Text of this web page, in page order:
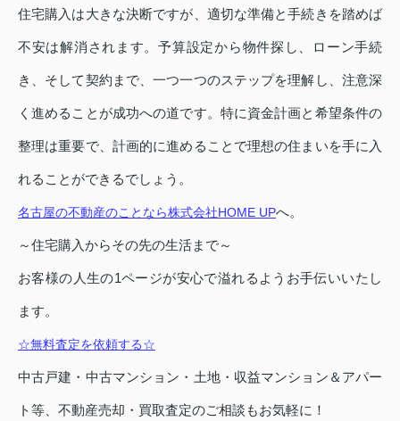
住宅購入は大きな決断ですが、適切な準備と手続きを踏めば
不安は解消されます。予算設定から物件探し、ローン手続
き、そして契約まで、一つ一つのステップを理解し、注意深
く進めることが成功への道です。特に資金計画と希望条件の
整理は重要で、計画的に進めることで理想の住まいを手に入
れることができるでしょう。
名古屋の不動産のことなら株式会社HOME UPへ。
～住宅購入からその先の生活まで～
お客様の人生の1ページが安心で溢れるようお手伝いいたし
ます。
☆無料査定を依頼する☆
中古戸建・中古マンション・土地・収益マンション＆アパー
ト等、不動産売却・買取査定のご相談もお気軽に！